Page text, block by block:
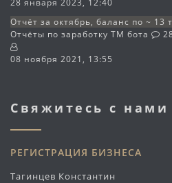
28 января 2023, 12:40
Отчёт за октябрь, баланс по ~ 13
Отчёты по заработку TM бота
08 ноября 2021, 13:55
Свяжитесь с нами
РЕГИСТРАЦИЯ БИЗНЕСА
Тагинцев Константин